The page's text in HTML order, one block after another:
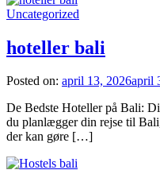
Uncategorized
hoteller bali
Posted on: april 13, 2026april
De Bedste Hoteller på Bali:
du planlægger din rejse til
der kan gøre […]